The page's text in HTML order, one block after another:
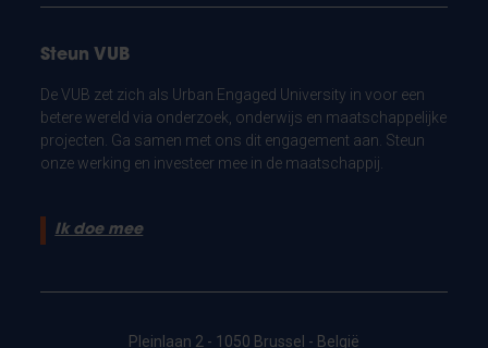
Steun VUB
De VUB zet zich als Urban Engaged University in voor een
betere wereld via onderzoek, onderwijs en maatschappelijke
projecten. Ga samen met ons dit engagement aan. Steun
onze werking en investeer mee in de maatschappij.
Ik doe mee
Pleinlaan 2 - 1050 Brussel - België